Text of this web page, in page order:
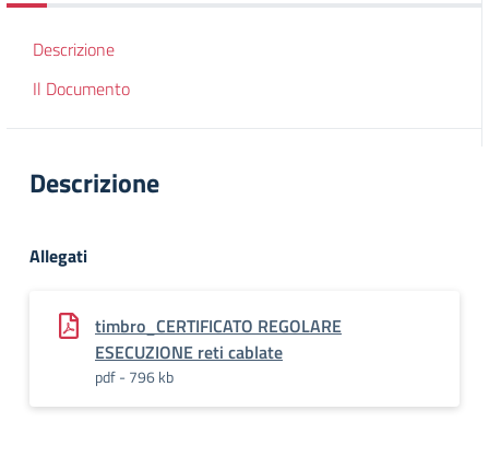
Descrizione
Il Documento
Descrizione
Allegati
timbro_CERTIFICATO REGOLARE
ESECUZIONE reti cablate
pdf - 796 kb